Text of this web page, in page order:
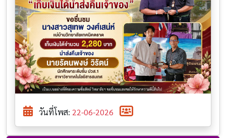
วันที่โพส: 22-06-2026